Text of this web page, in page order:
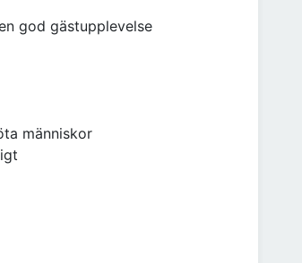
god gästupplevelse
människor